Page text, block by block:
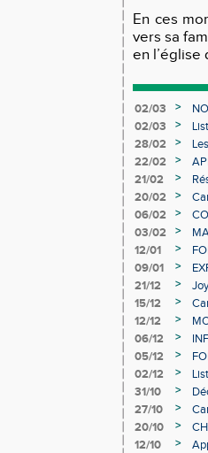
En ces
vers sa
en l’église
02/03 >
02/03
>
28/02 >
22/02
>
21/02
>
20/02
>
06/02
>
03/02
>
12/01
>
09/01
>
21/12
>
15/12
>
12/12
>
06/12
>
05/12
>
02/12
>
31/10
>
27/10
>
20/10
>
12/10
>